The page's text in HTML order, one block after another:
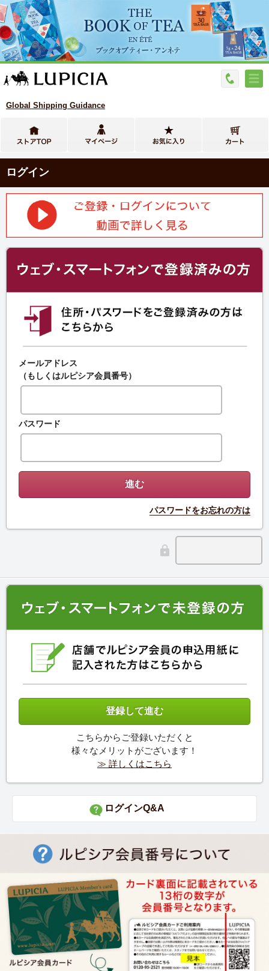
Global Shipping Guidance
ログイン
メールアドレス
（もしくはルピシア会員番号）
パスワード
パスワードをお忘れの方は
こちらからご登録いただくと
様々なメリットがございます！
≫ 詳しくはこちら